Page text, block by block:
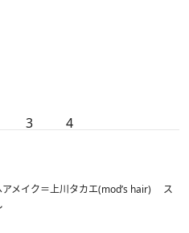
3 4
メイク＝上川タカエ(mod’s hair) ス